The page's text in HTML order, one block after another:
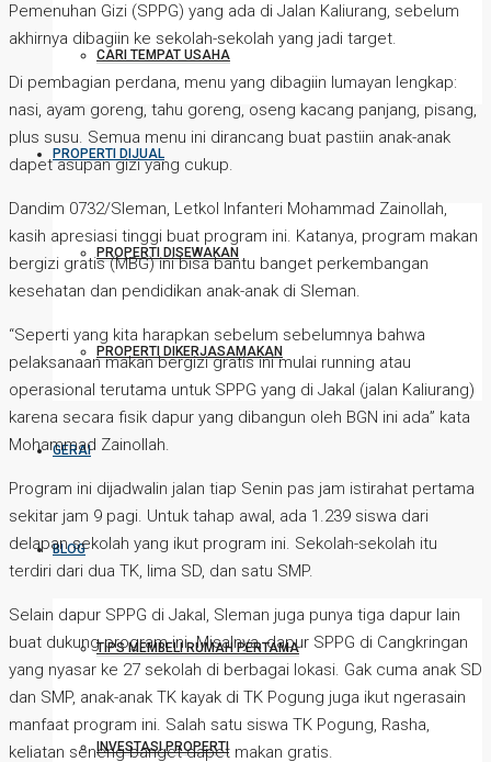
CARI TEMPAT USAHA
PROPERTI DIJUAL
PROPERTI DISEWAKAN
PROPERTI DIKERJASAMAKAN
GERAI
BLOG
TIPS MEMBELI RUMAH PERTAMA
INVESTASI PROPERTI
Pemenuhan Gizi (SPPG) yang ada di Jalan Kaliurang, sebelum
akhirnya dibagiin ke sekolah-sekolah yang jadi target.
Di pembagian perdana, menu yang dibagiin lumayan lengkap:
nasi, ayam goreng, tahu goreng, oseng kacang panjang, pisang,
plus susu. Semua menu ini dirancang buat pastiin anak-anak
dapet asupan gizi yang cukup.
Dandim 0732/Sleman, Letkol Infanteri Mohammad Zainollah,
kasih apresiasi tinggi buat program ini. Katanya, program makan
bergizi gratis (MBG) ini bisa bantu banget perkembangan
kesehatan dan pendidikan anak-anak di Sleman.
“Seperti yang kita harapkan sebelum sebelumnya bahwa
pelaksanaan makan bergizi gratis ini mulai running atau
operasional terutama untuk SPPG yang di Jakal (jalan Kaliurang)
karena secara fisik dapur yang dibangun oleh BGN ini ada” kata
Mohammad Zainollah.
Program ini dijadwalin jalan tiap Senin pas jam istirahat pertama
sekitar jam 9 pagi. Untuk tahap awal, ada 1.239 siswa dari
delapan sekolah yang ikut program ini. Sekolah-sekolah itu
terdiri dari dua TK, lima SD, dan satu SMP.
Selain dapur SPPG di Jakal, Sleman juga punya tiga dapur lain
buat dukung program ini. Misalnya, dapur SPPG di Cangkringan
yang nyasar ke 27 sekolah di berbagai lokasi. Gak cuma anak SD
dan SMP, anak-anak TK kayak di TK Pogung juga ikut ngerasain
manfaat program ini. Salah satu siswa TK Pogung, Rasha,
keliatan seneng banget dapet makan gratis.